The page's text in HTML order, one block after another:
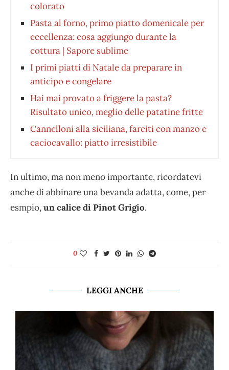
colorato
Pasta al forno, primo piatto domenicale per
eccellenza: cosa aggiungo durante la
cottura | Sapore sublime
I primi piatti di Natale da preparare in
anticipo e congelare
Hai mai provato a friggere la pasta?
Risultato unico, meglio delle patatine fritte
Cannelloni alla siciliana, farciti con manzo e
caciocavallo: piatto irresistibile
In ultimo, ma non meno importante, ricordatevi
anche di abbinare una bevanda adatta, come, per
esmpio,un calice di Pinot Grigio.
0
LEGGI ANCHE